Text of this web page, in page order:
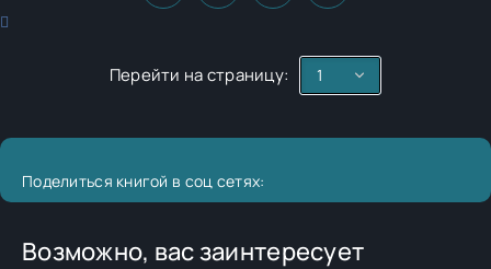
Перейти на страницу:
Поделиться книгой в соц сетях:
Возможно, вас заинтересует